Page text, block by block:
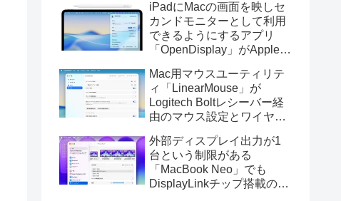
力アプリ「Nospace」がリ
リース。
iPadにMacの画面を映しセ
カンドモニターとして利用
できるようにするアプリ
「OpenDisplay」がApple
バーに対応。
Mac用マウスユーティリテ
ィ「LinearMouse」が
Logitech Boltレシーバー経
由のマウス設定とワイヤレ
ックボールに対応。
外部ディスプレイ出力が1
台という制限がある
「MacBook Neo」でも
DisplayLinkチップ搭載の